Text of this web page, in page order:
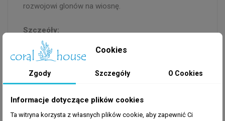
rozwojowi glonów na wiosnę.
Szczeóły:
Skutecznie zwalcza pływające glony (zieloną
wodę)
Niszczy skrętnice, zapewniając długoterminowy
efekt.
Zapobiega rozwojowi zakwitowi planktonu na
Cookies
Zgody Szczegóły O Cookies
Informacje dotyczące plików cookies
Ta witryna korzysta z własnych plików cookie, aby zapewnić Ci